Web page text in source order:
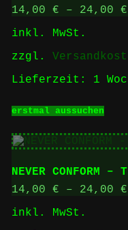
auf
14,00 € – 24,00 €
inkl. MwSt.
zzgl.
Lieferzeit: 1
erstmal aussuchen
Die
NEVER CONFORM
14,00 € – 24,00 €
inkl. MwSt.